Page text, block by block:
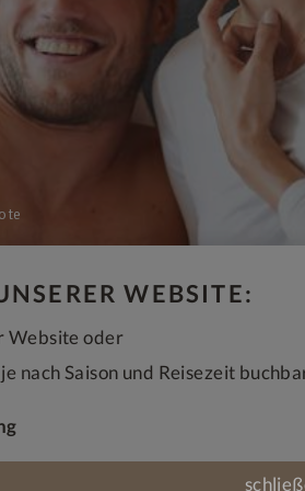
WEBSITE:
Website oder
nach Saison und Reisezeit
noch etwas dazwischen (u.a